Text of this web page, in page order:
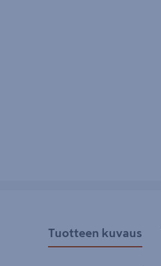
Tuotteen kuvaus